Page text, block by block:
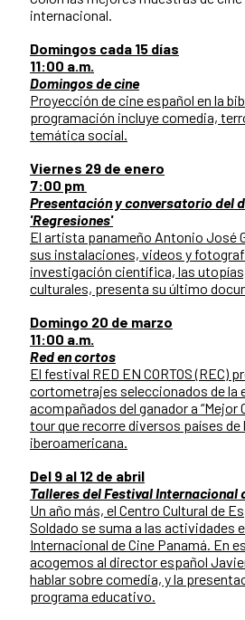
internacional.
Domingos cada 15 días
11:00 a.m.
Domingos de cine
Proyección de cine español en la
programación incluye comedia,
temática social.
Viernes 29 de enero
7:00 pm
Presentación y conversatorio del
'Regresiones'
El artista panameño Antonio José
sus instalaciones, videos y
investigación científica, las
culturales, presenta su último
Domingo 20 de marzo
11:00 a.m.
Red en cortos
El festival RED EN CORTOS (REC)
cortometrajes seleccionados de la
acompañados del ganador a “Mejor
tour que recorre diversos países de
iberoamericana.
Del 9 al 12 de abril
Talleres del Festival Internacional
Un año más, el Centro Cultural de
Soldado se suma a las actividades
Internacional de Cine Panamá. En
acogemos al director español
hablar sobre comedia, y la
programa educativo.